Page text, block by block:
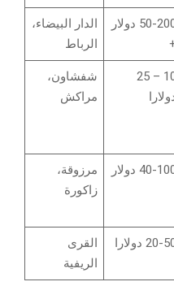
50-200 دولار
الدار البيضاء،
الرباط
10 – 25
شفشاون،
مراكش
100 دولار
مرزوقة،
زاكورة
50 دولارا
القرى
الريفية